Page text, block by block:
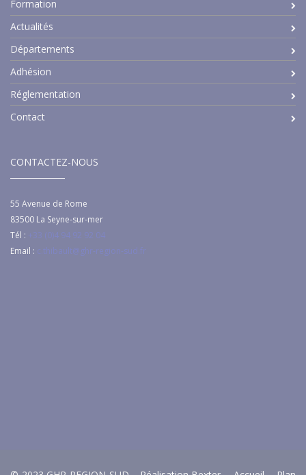
Formation
Actualités
Départements
Adhésion
Réglementation
Contact
CONTACTEZ-NOUS
55 Avenue de Rome
83500 La Seyne-sur-mer
Tél : +33 (0)4 94 92 92 04
Email : c.thibault@ghr-region-sud.fr